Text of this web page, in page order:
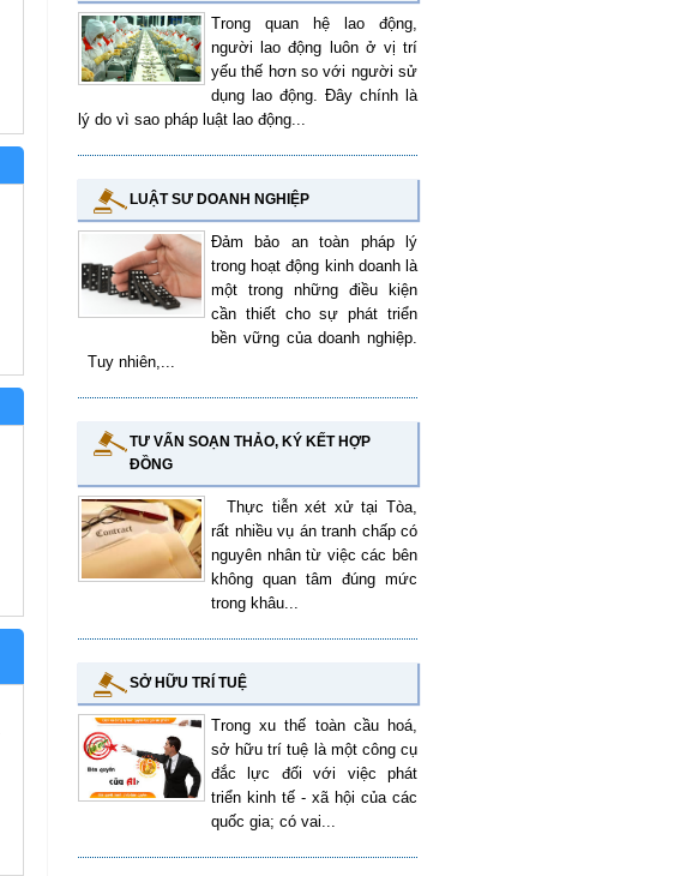
Trong quan hệ lao động,
người lao động luôn ở vị trí
yếu thế hơn so với người sử
dụng lao động. Đây chính là
lý do vì sao pháp luật lao động...
LUẬT SƯ DOANH NGHIỆP
Đảm bảo an toàn pháp lý
trong hoạt động kinh doanh là
một trong những điều kiện
cần thiết cho sự phát triển
bền vững của doanh nghiệp.
Tuy nhiên,...
TƯ VẤN SOẠN THẢO, KÝ KẾT HỢP
ĐỒNG
Thực tiễn xét xử tại Tòa,
rất nhiều vụ án tranh chấp có
nguyên nhân từ việc các bên
không quan tâm đúng mức
trong khâu...
SỞ HỮU TRÍ TUỆ
Trong xu thế toàn cầu hoá,
sở hữu trí tuệ là một công cụ
đắc lực đối với việc phát
triển kinh tế - xã hội của các
quốc gia; có vai...